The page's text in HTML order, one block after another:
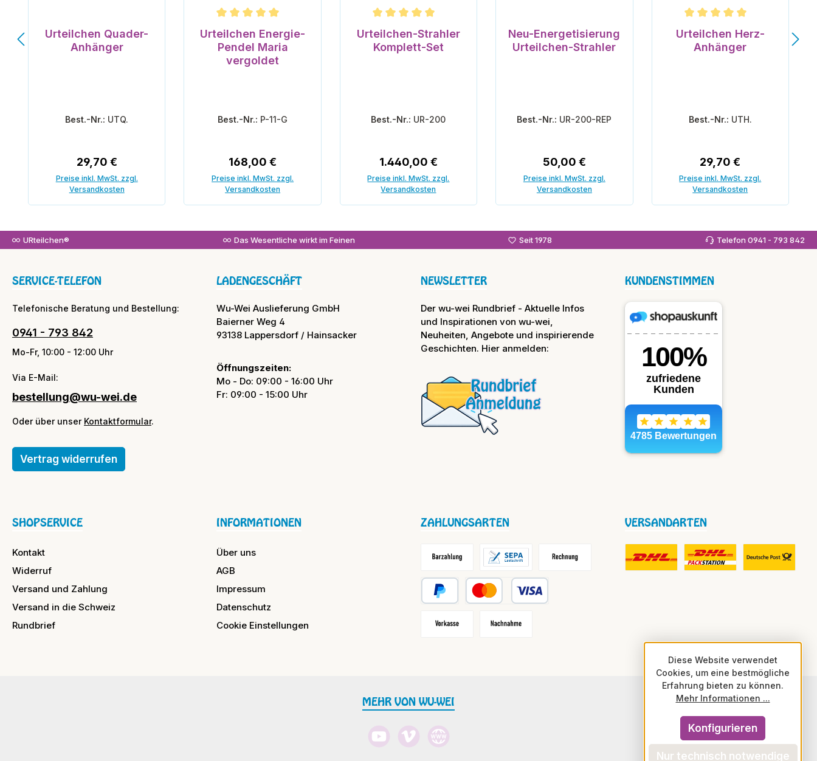
Urteilchen Quader-
Anhänger
Best.-Nr.: UTQ.
Regulärer Preis:
29,70 €
Preise inkl. MwSt. zzgl.
Versandkosten
Durchschnittliche Bewertung von 5 von 5 Sternen
Urteilchen Energie-
Pendel Maria
vergoldet
Best.-Nr.: P-11-G
Regulärer Preis:
168,00 €
Preise inkl. MwSt. zzgl.
Versandkosten
Durchschnittliche Bewertung von 5 von 5 Sternen
Urteilchen-Strahler
Komplett-Set
Best.-Nr.: UR-200
Regulärer Preis:
1.440,00 €
Preise inkl. MwSt. zzgl.
Versandkosten
Neu-Energetisierung
Urteilchen-Strahler
Best.-Nr.: UR-200-REP
Regulärer Preis:
50,00 €
Preise inkl. MwSt. zzgl.
Versandkosten
Durchschnittliche Bewertung
Urteilchen Herz-
Anhänger
Best.-Nr.: UTH.
Regulärer Preis:
29,70 €
Preise inkl. MwSt. zzgl.
Versandkosten
URteilchen® Das Wesentliche wirkt im Feinen Seit 1978 Telefon 0941 - 793 842
SERVICE-TELEFON
Telefonische Beratung und Bestellung:
0941 - 793 842
Mo-Fr, 10:00 - 12:00 Uhr
Via E-Mail:
bestellung@wu-wei.de
Oder über unser Kontaktformular.
Vertrag widerrufen
SHOPSERVICE
Kontakt
Widerruf
Versand und Zahlung
Versand in die Schweiz
Rundbrief
INFORMATIONEN
Über uns
AGB
Impressum
Datenschutz
Cookie Einstellungen
NEWSLETTER
Der wu-wei Rundbrief - Aktuelle Infos
und Inspirationen von wu-wei,
Neuheiten, Angebote und inspirierende
Geschichten. Hier anmelden:
KUNDENSTIMMEN
LADENGESCHÄFT
Wu-Wei Auslieferung GmbH
Baierner Weg 4
93138 Lappersdorf / Hainsacker
Öffnungszeiten:
Mo - Do: 09:00 - 16:00 Uhr
Fr: 09:00 - 15:00 Uhr
ZAHLUNGSARTEN
Lastschrift Rechnung
Barzahlung / Versandkostenfrei
VERSANDARTEN
MEHR VON WU-WEI
YouTube Vimeo Website
Diese Website verwendet
Cookies, um eine bestmögliche
Erfahrung bieten zu können.
Mehr Informationen ...
Nur technisch notwendige
Konfigurieren